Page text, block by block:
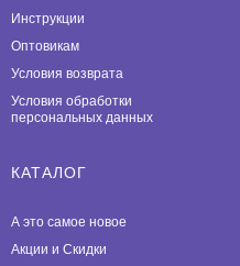
Инструкции
Оптовикам
Условия возврата
Условия обработки
персональных данных
КАТАЛОГ
А это самое новое
Акции и Скидки